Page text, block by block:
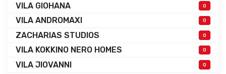
VILA GIOHANA 0
VILA ANDROMAXI 0
ZACHARIAS STUDIOS 0
VILA KOKKINO NERO HOMES 0
VILA JIOVANNI 0